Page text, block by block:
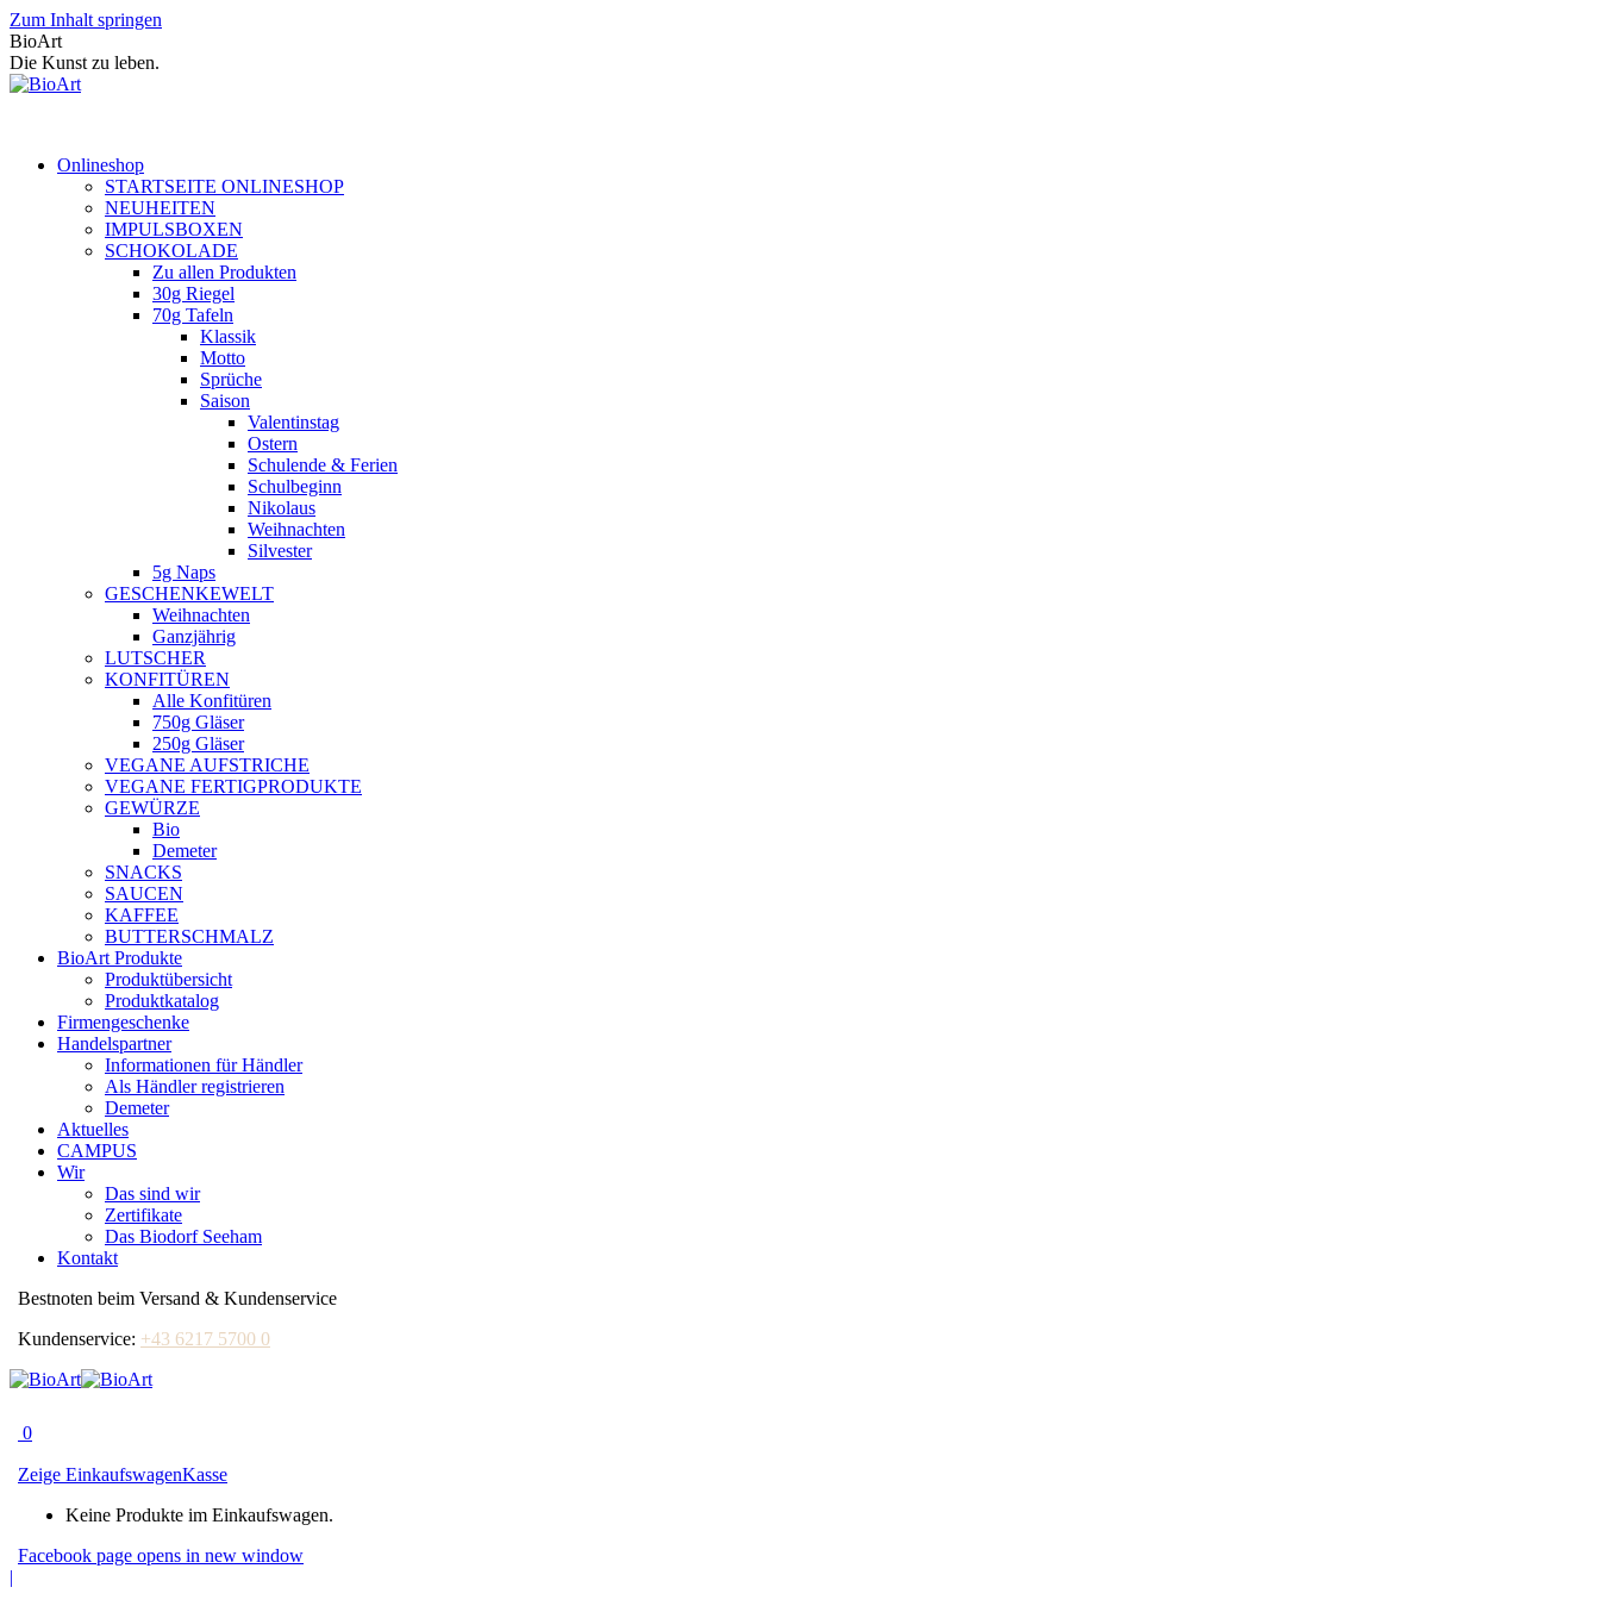
Zum Inhalt springen
BioArt
Die Kunst zu leben.
Onlineshop
STARTSEITE ONLINESHOP
NEUHEITEN
IMPULSBOXEN
SCHOKOLADE
Zu allen Produkten
30g Riegel
70g Tafeln
Klassik
Motto
Sprüche
Saison
Valentinstag
Ostern
Schulende & Ferien
Schulbeginn
Nikolaus
Weihnachten
Silvester
5g Naps
GESCHENKEWELT
Weihnachten
Ganzjährig
LUTSCHER
KONFITÜREN
Alle Konfitüren
750g Gläser
250g Gläser
VEGANE AUFSTRICHE
VEGANE FERTIGPRODUKTE
GEWÜRZE
Bio
Demeter
SNACKS
SAUCEN
KAFFEE
BUTTERSCHMALZ
BioArt Produkte
Produktübersicht
Produktkatalog
Firmengeschenke
Handelspartner
Informationen für Händler
Als Händler registrieren
Demeter
Aktuelles
CAMPUS
Wir
Das sind wir
Zertifikate
Das Biodorf Seeham
Kontakt
Bestnoten beim Versand & Kundenservice
Kundenservice: +43 6217 5700 0
0
Zeige EinkaufswagenKasse
Keine Produkte im Einkaufswagen.
Facebook page opens in new window
|